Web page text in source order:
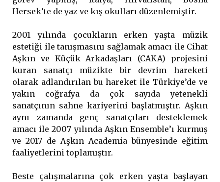
Hersek’te de yaz ve kış okulları düzenlemiştir.
2001 yılında çocukların erken yaşta müzik
estetiği ile tanışmasını sağlamak amacı ile Cihat
Aşkın ve Küçük Arkadaşları (CAKA) projesini
kuran sanatçı müzikte bir devrim hareketi
olarak adlandırılan bu hareket ile Türkiye’de ve
yakın coğrafya da çok sayıda yetenekli
sanatçının sahne kariyerini başlatmıştır. Aşkın
aynı zamanda genç sanatçıları desteklemek
amacı ile 2007 yılında Aşkın Ensemble’ı kurmuş
ve 2017 de Aşkın Academia bünyesinde eğitim
faaliyetlerini toplamıştır.
Beste çalışmalarına çok erken yaşta başlayan